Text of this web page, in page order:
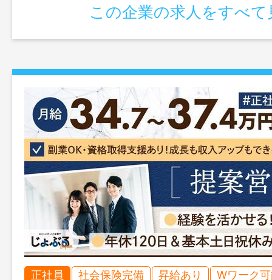
この企業の求人をすべて
正社員 社会保険完備 昇給あり Wワーク